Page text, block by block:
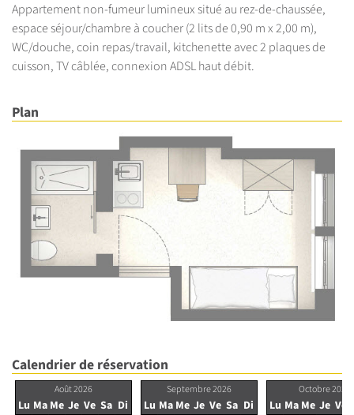
Appartement non-fumeur lumineux situé au rez-de-chaussée,
espace séjour/chambre à coucher (2 lits de 0,90 m x 2,00 m),
WC/douche, coin repas/travail, kitchenette avec 2 plaques de
cuisson, TV câblée, connexion ADSL haut débit.
Plan
Calendrier de réservation
Août 2026
Lu Ma Me Je Ve Sa Di
Septembre 2026
Lu Ma Me Je Ve Sa Di
Octobre 2026
Lu Ma Me Je Ve